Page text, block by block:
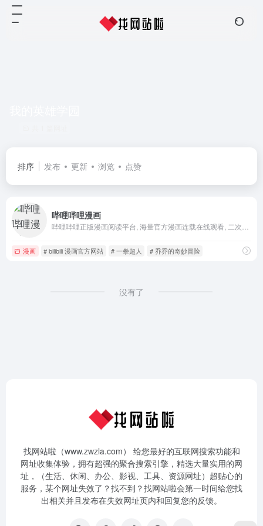
排序 发布 更新 浏览 点赞
哔哩哔哩漫画
漫画 # bilibili 漫画官方网站 # 一拳超人 # 乔乔的奇妙冒险
没有了
找网站啦（www.zwzla.com） 给您最好的互联网搜索功能和
网址收集体验，拥有超强的聚合搜索引擎，精选大量实用的网
址，（生活、休闲、办公、影视、工具、资源网址）超贴心的
服务，某个网址失效了？找不到？找网站啦会第一时间给您找
出相关并且发布在失效网址页内和回复您的反馈。